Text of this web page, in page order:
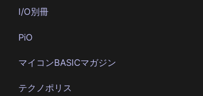
I/O別冊
PiO
マイコンBASICマガジン
テクノポリス